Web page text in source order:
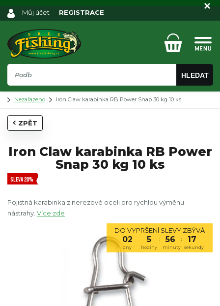
HLEDAT
Můj účet REGISTRACE
Nezařazeno Iron Claw karabinka RB Power Snap 30 kg 10 ks
ZPĚT
Iron Claw karabinka RB Power
Snap 30 kg 10 ks
SLEVA 20%
Pojistná karabinka z nerezové oceli pro rychlou výměnu
nástrahy. Více zde
DO VYPRŠENÍ SLEVY ZBÝVÁ
02 5 : 56 : 16
dny hodiny minuty sekundy